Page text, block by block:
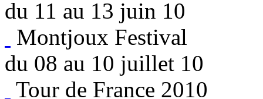
du 11 au 13 juin 10
Montjoux Festival
du 08 au 10 juillet 10
Tour de France 2010